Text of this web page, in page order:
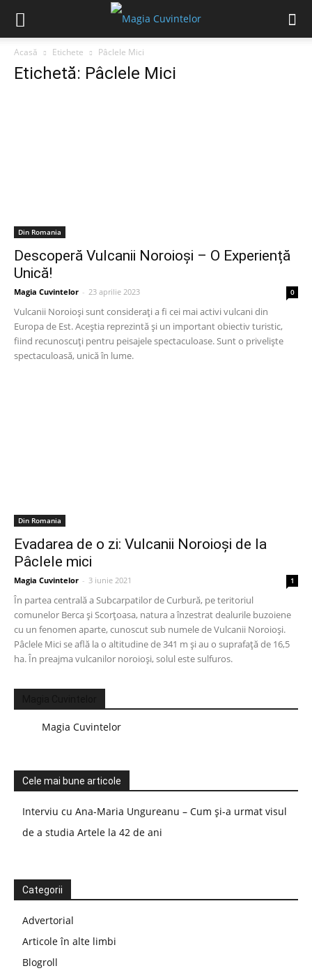
Acasă Etichete Pâclele Mici
Etichetă: Pâclele Mici
Din Romania
Descoperă Vulcanii Noroioși – O Experiență
Unică!
Magia Cuvintelor - 23 aprilie 2023 0
Vulcanii Noroioși sunt considerați a fi cei mai activi vulcani din
Europa de Est. Aceștia reprezintă și un important obiectiv turistic,
fiind recunoscuți pentru peisajele spectaculoase. Sunt o priveliște
spectaculoasă, unică în lume.
Din Romania
Evadarea de o zi: Vulcanii Noroioși de la
Pâclele mici
Magia Cuvintelor - 3 iunie 2021 1
În partea centrală a Subcarpatilor de Curbură, pe teritoriul
comunelor Berca și Scorțoasa, natura a înzestrat dealurile buzoiene
cu un fenomen aparte, cunoscut sub numele de Vulcanii Noroioși.
Pâclele Mici se află la o altitudine de 341 m și au o suprafață de 16,5
ha. În preajma vulcanilor noroioși, solul este sulfuros.
Magia Cuvintelor
Cele mai bune articole
Interviu cu Ana-Maria Ungureanu – Cum și-a urmat visul
de a studia Artele la 42 de ani
Categorii
Advertorial
Articole în alte limbi
Blogroll